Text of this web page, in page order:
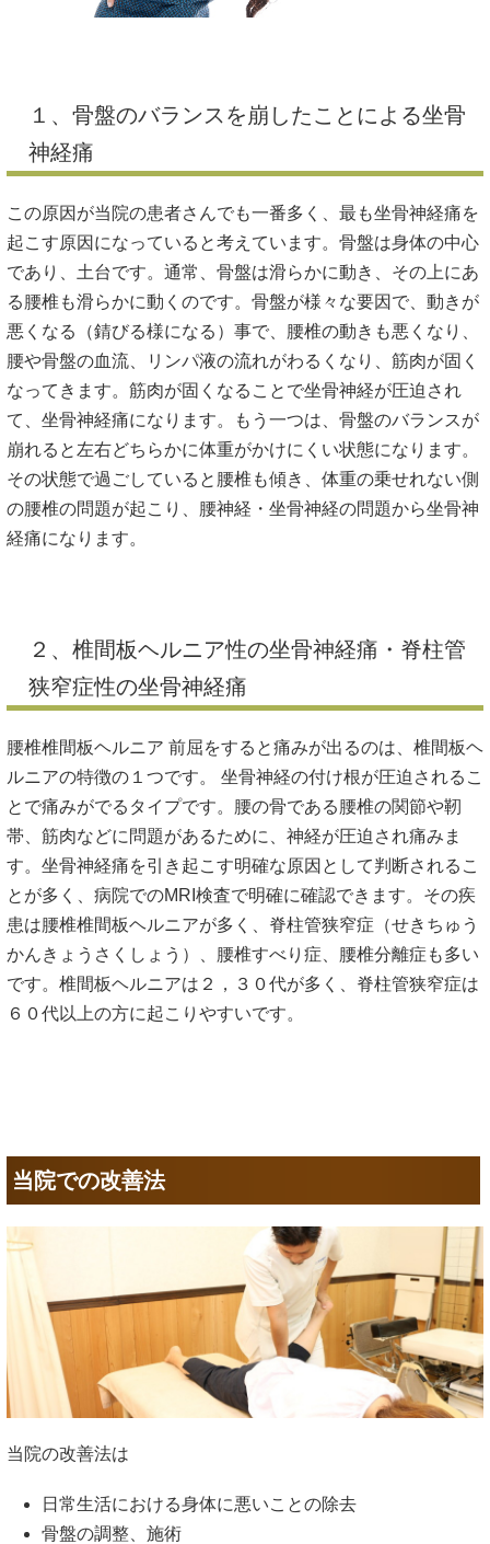
１、骨盤のバランスを崩したことによる坐骨
神経痛
この原因が当院の患者さんでも一番多く、最も坐骨神経痛を
起こす原因になっていると考えています。骨盤は身体の中心
であり、土台です。通常、骨盤は滑らかに動き、その上にあ
る腰椎も滑らかに動くのです。骨盤が様々な要因で、動きが
悪くなる（錆びる様になる）事で、腰椎の動きも悪くなり、
腰や骨盤の血流、リンパ液の流れがわるくなり、筋肉が固く
なってきます。筋肉が固くなることで坐骨神経が圧迫され
て、坐骨神経痛になります。もう一つは、骨盤のバランスが
崩れると左右どちらかに体重がかけにくい状態になります。
その状態で過ごしていると腰椎も傾き、体重の乗せれない側
の腰椎の問題が起こり、腰神経・坐骨神経の問題から坐骨神
経痛になります。
２、椎間板ヘルニア性の坐骨神経痛・脊柱管
狭窄症性の坐骨神経痛
腰椎椎間板ヘルニア 前屈をすると痛みが出るのは、椎間板ヘ
ルニアの特徴の１つです。 坐骨神経の付け根が圧迫されるこ
とで痛みがでるタイプです。腰の骨である腰椎の関節や靭
帯、筋肉などに問題があるために、神経が圧迫され痛みま
す。坐骨神経痛を引き起こす明確な原因として判断されるこ
とが多く、病院でのMRI検査で明確に確認できます。その疾
患は腰椎椎間板ヘルニアが多く、脊柱管狭窄症（せきちゅう
かんきょうさくしょう）、腰椎すべり症、腰椎分離症も多い
です。椎間板ヘルニアは２，３０代が多く、脊柱管狭窄症は
６０代以上の方に起こりやすいです。
当院での改善法
当院の改善法は
日常生活における身体に悪いことの除去
骨盤の調整、施術